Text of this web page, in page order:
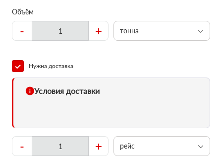
Объём
- + тонна
Нужна доставка
Условия доставки
- + рейс